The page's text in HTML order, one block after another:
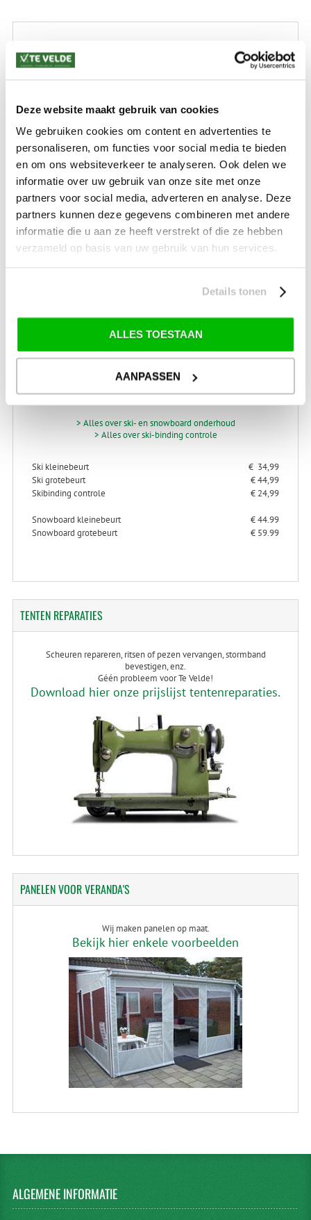
Deze website maakt gebruik van cookies
We gebruiken cookies om content en advertenties te
personaliseren, om functies voor social media te bieden
en om ons websiteverkeer te analyseren. Ook delen we
informatie over uw gebruik van onze site met onze
partners voor social media, adverteren en analyse. Deze
partners kunnen deze gegevens combineren met andere
informatie die u aan ze heeft verstrekt of die ze hebben
verzameld op basis van uw gebruik van hun services.
Details tonen
ALLES TOESTAAN
AANPASSEN
*) Voor grotere pakketverzendingen en bijzondere (buitenland) bestemmingen kunnen
afwijkende tarieven en levertermijnen gelden. Deze staan vermeld bij de artikelen.
Kijk hier voor de ruilen-retourneren procedure
Waar is ons bedrijf gevestigd?
Drentse Poort 7
Nieuw Buinen (Stadskanaal)
+31 (0) 599-613946
info@tevelde.nl
ONDERHOUD
> Alles over ski- en snowboard onderhoud
> Alles over ski-binding controle
Ski kleinebeurt
€ 34,99
Ski grotebeurt
€ 44,99
Skibinding controle
€ 24,99
Snowboard kleinebeurt
€ 44.99
Snowboard grotebeurt
€ 59.99
TENTENREPARATIES
Scheuren repareren, ritsen of pezen vervangen, stormband
bevestigen, enz.
Géén probleem voor Te Velde!
Download hier onze prijslijst tentenreparaties.
PANELENVOOR VERANDA'S
Wij maken panelen op maat.
Bekijk hier enkele voorbeelden
ALGEMENEINFORMATIE